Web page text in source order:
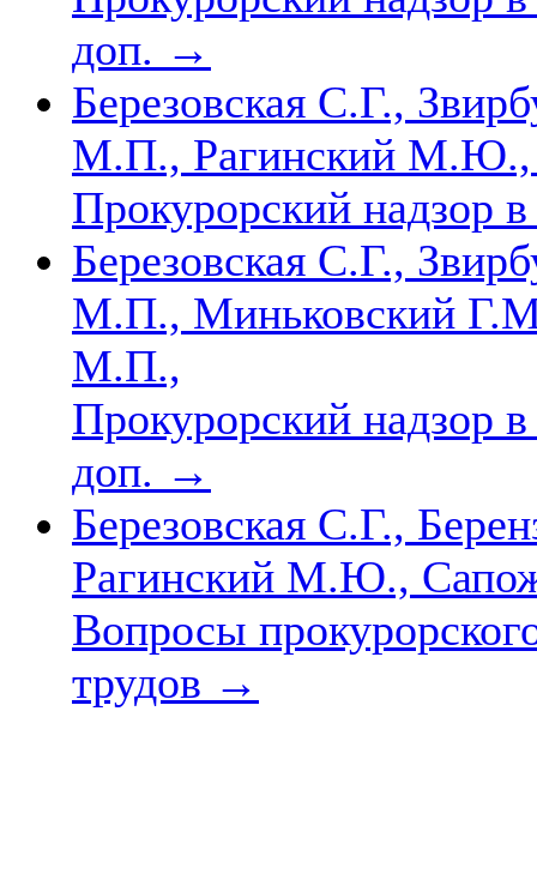
доп. →
Березовская С.Г.,
М.П., Рагинский
Прокурорский надзор
Березовская С.Г.,
М.П., Миньковский
М.П.,
Прокурорский надзор
доп. →
Березовская С.Г.,
Рагинский М.Ю.,
Вопросы
трудов →